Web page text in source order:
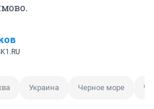
Украина Черное море